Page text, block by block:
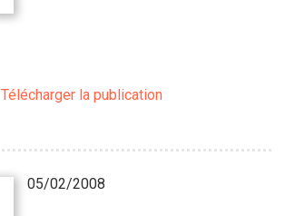
Télécharger la publication
05/02/2008